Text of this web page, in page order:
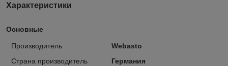
Характеристики
Основные
Производитель
Webasto
Страна производитель
Германия